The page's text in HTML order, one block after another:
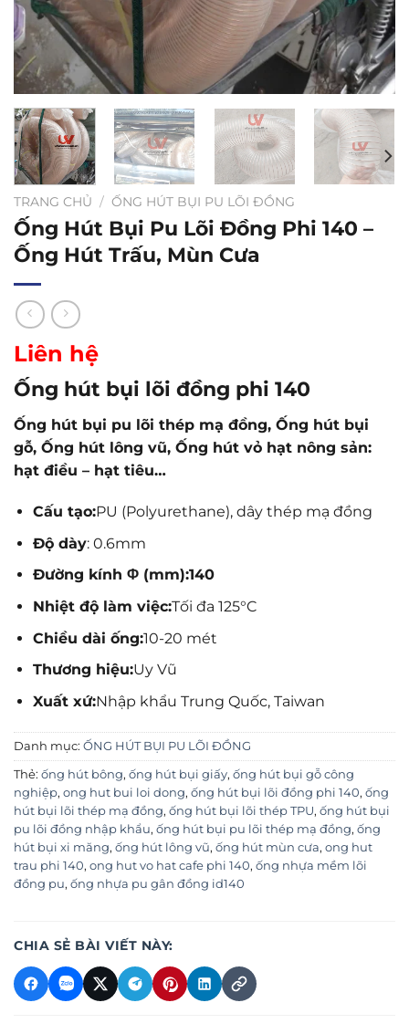
TRANG CHỦ / ỐNG HÚT BỤI PU LÕI ĐỒNG
Ống Hút Bụi Pu Lõi Đồng Phi 140 –
Ống Hút Trấu, Mùn Cưa
Liên hệ
Ống hút bụi lõi đồng phi 140
Ống hút bụi pu lõi thép mạ đồng, Ống hút bụi
gỗ, Ống hút lông vũ, Ống hút vỏ hạt nông sản:
hạt điều – hạt tiêu…
Cấu tạo:PU (Polyurethane), dây thép mạ đồng
Độ dày: 0.6mm
Đường kính Φ (mm):140
Nhiệt độ làm việc:Tối đa 125°C
Chiều dài ống:10-20 mét
Thương hiệu:Uy Vũ
Xuất xứ:Nhập khẩu Trung Quốc, Taiwan
Danh mục: ỐNG HÚT BỤI PU LÕI ĐỒNG
Thẻ: ống hút bông, ống hút bụi giấy, ống hút bụi gỗ công
nghiệp, ong hut bui loi dong, ống hút bụi lõi đồng phi 140, ống
hút bụi lõi thép mạ đồng, ống hút bụi lõi thép TPU, ống hút bụi
pu lõi đồng nhập khẩu, ống hút bụi pu lõi thép mạ đồng, ống
hút bụi xi măng, ống hút lông vũ, ống hút mùn cưa, ong hut
trau phi 140, ong hut vo hat cafe phi 140, ống nhựa mềm lõi
đồng pu, ống nhựa pu gân đồng id140
CHIA SẺ BÀI VIẾT NÀY: